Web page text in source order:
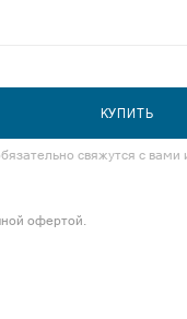
КУПИТЬ
свяжутся с вами
офертой.